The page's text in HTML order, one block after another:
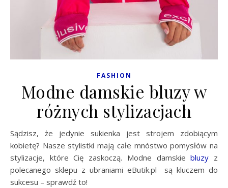
FASHION
Modne damskie bluzy w
różnych stylizacjach
Sądzisz, że jedynie sukienka jest strojem zdobiącym
kobietę? Nasze stylistki mają całe mnóstwo pomysłów na
stylizacje, które Cię zaskoczą. Modne damskiebluzy z
polecanego sklepu z ubraniami eButik.pl są kluczem do
sukcesu – sprawdź to!